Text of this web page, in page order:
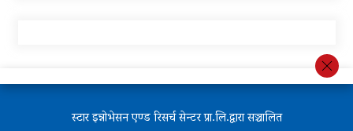
स्टार इन्नोभेसन एण्ड रिसर्च सेन्टर प्रा.लि.द्वारा सञ्चालित